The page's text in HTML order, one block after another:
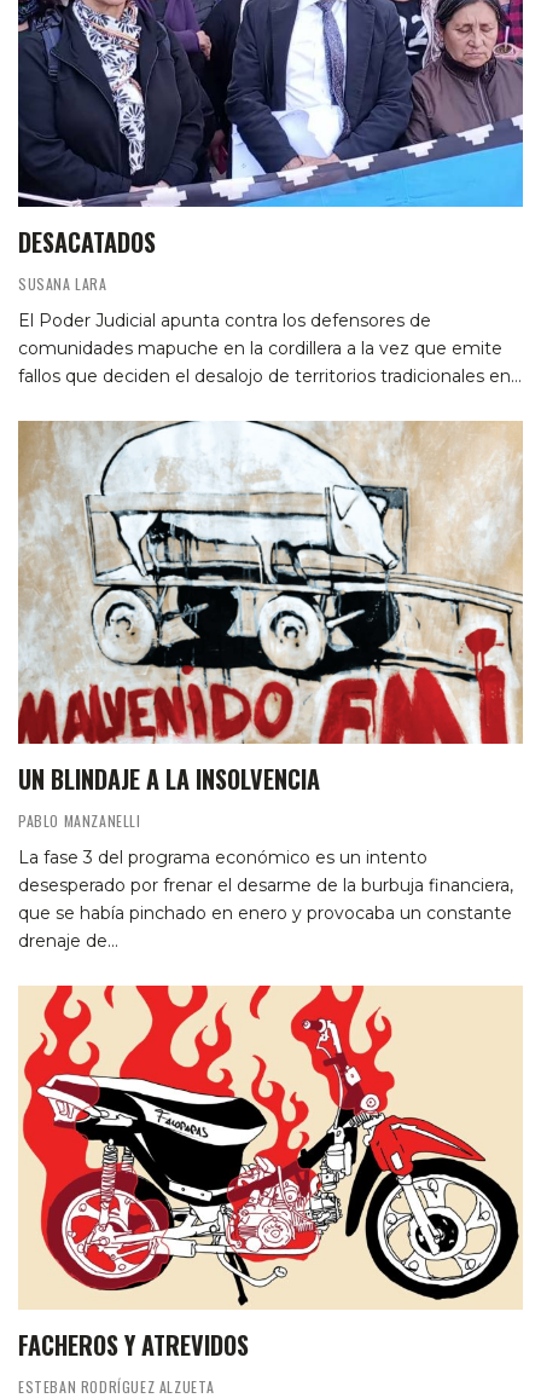
DESACATADOS
SUSANA LARA
El Poder Judicial apunta contra los defensores de
comunidades mapuche en la cordillera a la vez que emite
fallos que deciden el desalojo de territorios tradicionales en…
UN BLINDAJE A LA INSOLVENCIA
PABLO MANZANELLI
La fase 3 del programa económico es un intento
desesperado por frenar el desarme de la burbuja financiera,
que se había pinchado en enero y provocaba un constante
drenaje de…
FACHEROS Y ATREVIDOS
ESTEBAN RODRÍGUEZ ALZUETA